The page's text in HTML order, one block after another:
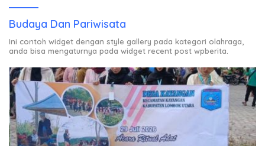
Budaya Dan Pariwisata
Ini contoh widget dengan style gallery pada kategori olahraga,
anda bisa mengaturnya pada widget recent post wpberita.